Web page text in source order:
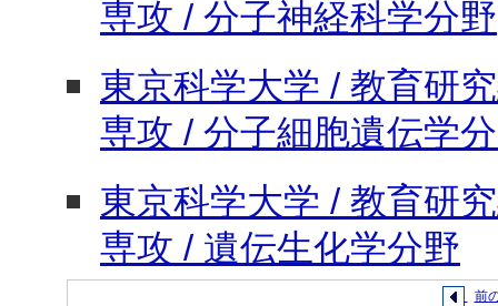
専攻 / 分子神経科学分野
東京科学大学 / 教育研
専攻 / 分子細胞遺伝学
東京科学大学 / 教育研
専攻 / 遺伝生化学分野
前